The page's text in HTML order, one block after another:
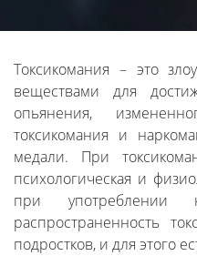
Токсикомания – это
веществами для
опьянения,
токсикомания и
медали. При
психологическая и
при употреблении
распространенность
подростков, и для этого